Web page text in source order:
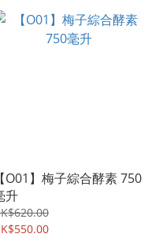
【O01】梅子綜合酵素 750
升